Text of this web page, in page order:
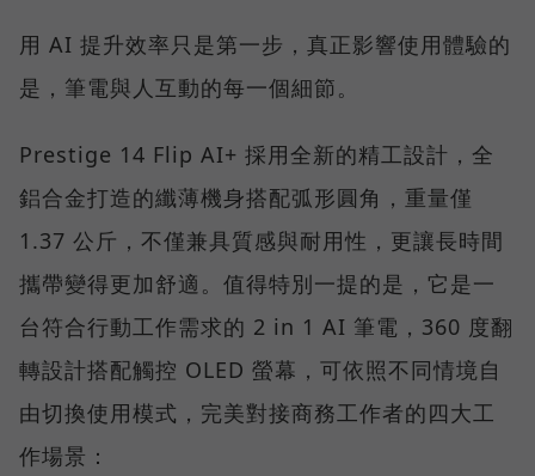
用 AI 提升效率只是第一步，真正影響使用體驗的
是，筆電與人互動的每一個細節。
Prestige 14 Flip AI+ 採用全新的精工設計，全
鋁合金打造的纖薄機身搭配弧形圓角，重量僅
1.37 公斤，不僅兼具質感與耐用性，更讓長時間
攜帶變得更加舒適。值得特別一提的是，它是一
台符合行動工作需求的 2 in 1 AI 筆電，360 度翻
轉設計搭配觸控 OLED 螢幕，可依照不同情境自
由切換使用模式，完美對接商務工作者的四大工
作場景：